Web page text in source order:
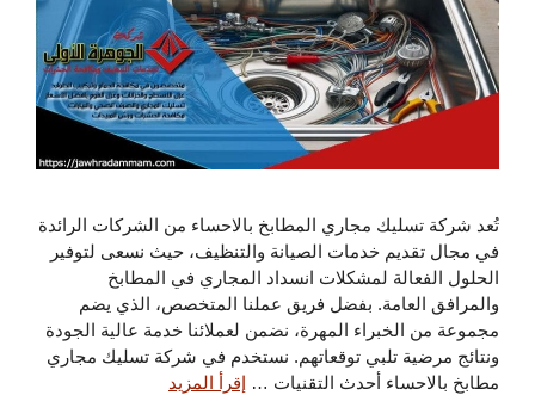
تُعد شركة تسليك مجاري المطابخ بالاحساء من الشركات الرائدة
في مجال تقديم خدمات الصيانة والتنظيف، حيث نسعى لتوفير
الحلول الفعالة لمشكلات انسداد المجاري في المطابخ
والمرافق العامة. بفضل فريق عملنا المتخصص، الذي يضم
مجموعة من الخبراء المهرة، نضمن لعملائنا خدمة عالية الجودة
ونتائج مرضية تلبي توقعاتهم. نستخدم في شركة تسليك مجاري
مطابخ بالاحساء أحدث التقنيات … إقرأ المزيد